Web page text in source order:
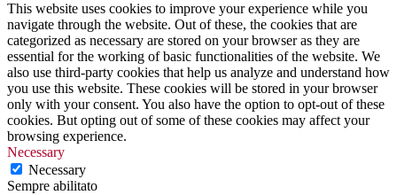
This website uses cookies to improve your experience while you
navigate through the website. Out of these, the cookies that are
categorized as necessary are stored on your browser as they are
essential for the working of basic functionalities of the website. We
also use third-party cookies that help us analyze and understand how
you use this website. These cookies will be stored in your browser
only with your consent. You also have the option to opt-out of these
cookies. But opting out of some of these cookies may affect your
browsing experience.
Necessary
Necessary
Sempre abilitato